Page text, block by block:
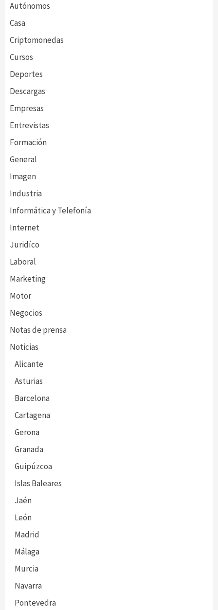
Autónomos
Casa
Criptomonedas
Cursos
Deportes
Descargas
Empresas
Entrevistas
Formación
General
Imagen
Industria
Informática y Telefonía
Internet
Juridíco
Laboral
Marketing
Motor
Negocios
Notas de prensa
Noticias
Alicante
Asturias
Barcelona
Cartagena
Gerona
Granada
Guipúzcoa
Islas Baleares
Jaén
León
Madrid
Málaga
Murcia
Navarra
Pontevedra